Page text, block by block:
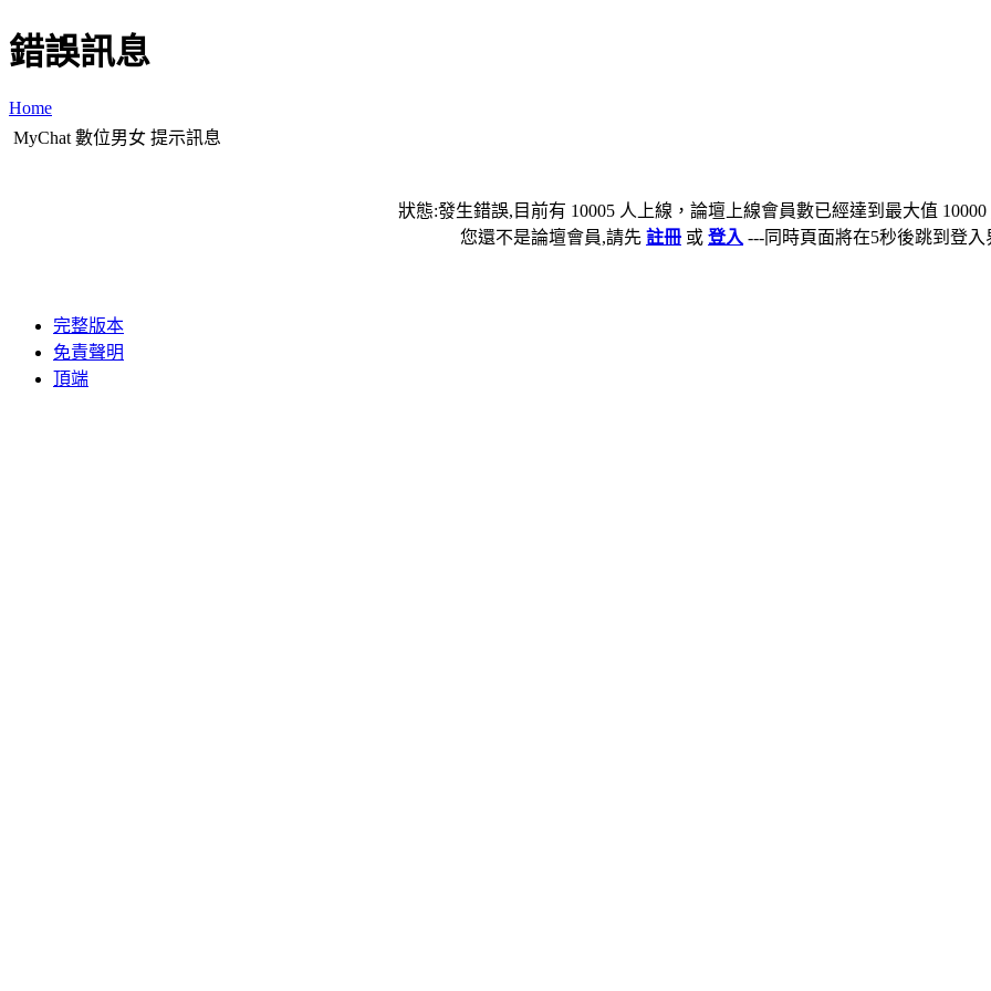
錯誤訊息
Home
MyChat 數位男女 提示訊息
狀態:發生錯誤,目前有 10005 人上線，論壇上線會員數已經達到最大值
您還不是論壇會員,請先 註冊 或 登入 ---同時頁面將在5秒後跳到登入
完整版本
免責聲明
頂端